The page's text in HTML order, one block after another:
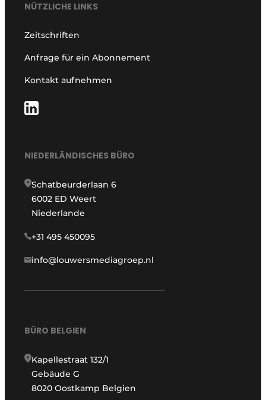
NÜTZLICHE LINKS
Zeitschriften
Anfrage für ein Abonnement
Kontakt aufnehmen
NIEDERLÄNDISCHES BÜRO
Schatbeurderlaan 6
6002 ED Weert
Niederlande
+31 495 450095
info@louwersmediagroep.nl
BÜRO BELGIEN
Kapellestraat 132/1
Gebäude G
8020 Oostkamp Belgien